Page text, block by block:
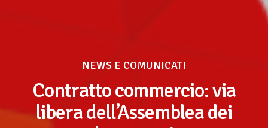
NEWS E COMUNICATI
Contratto commercio: via
libera dell’Assemblea dei